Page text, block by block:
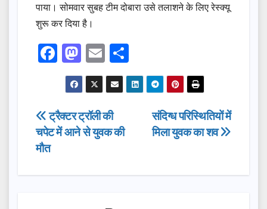
पाया। सोमवार सुबह टीम दोबारा उसे तलाशने के लिए रेस्क्यू
शुरू कर दिया है।
F
a
c
e
b
M
a
st
o
d
E
m
ail
h
ar
Post
navigation
संदिग्ध परिस्थितियों में
मिला युवक का शव
ट्रैक्टर ट्रॉली की
चपेट में आने से युवक की
मौत